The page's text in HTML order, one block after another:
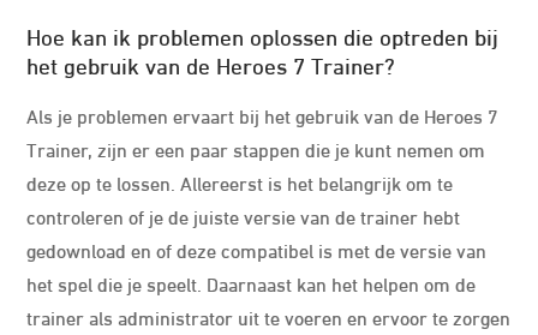
Hoe kan ik problemen oplossen die optreden bij
het gebruik van de Heroes 7 Trainer?
Als je problemen ervaart bij het gebruik van de Heroes 7
Trainer, zijn er een paar stappen die je kunt nemen om
deze op te lossen. Allereerst is het belangrijk om te
controleren of je de juiste versie van de trainer hebt
gedownload en of deze compatibel is met de versie van
het spel die je speelt. Daarnaast kan het helpen om de
trainer als administrator uit te voeren en ervoor te zorgen